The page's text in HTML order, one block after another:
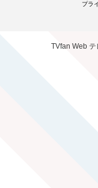
プラ
TVfan Web